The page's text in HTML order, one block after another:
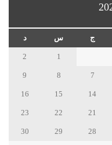
ج س د
1
2
7
8
9
14
15
16
21
22
23
28
29
30